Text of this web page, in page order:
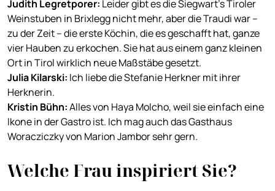
Judith Legretporer: Leider gibt es die Siegwart’s Tiroler
Weinstuben in Brixlegg nicht mehr, aber die Traudi war –
zu der Zeit – die erste Köchin, die es geschafft hat, ganze
vier Hauben zu erkochen. Sie hat aus einem ganz kleinen
Ort in Tirol wirklich neue Maßstäbe gesetzt.
Julia Kilarski: Ich liebe die Stefanie Herkner mit ihrer
Herknerin.
Kristin Bühn:Alles von Haya Molcho, weil sie einfach eine
Ikone in der Gastro ist. Ich mag auch das Gasthaus
Woracziczky von Marion Jambor sehr gern.
Welche Frau inspiriert Sie?